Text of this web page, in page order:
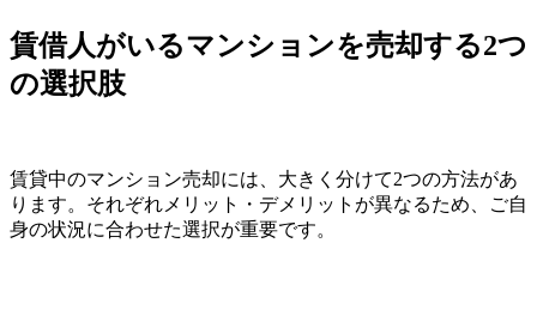
賃借人がいるマンションを売却する2つ
の選択肢
賃貸中のマンション売却には、大きく分けて2つの方法があ
ります。それぞれメリット・デメリットが異なるため、ご自
身の状況に合わせた選択が重要です。